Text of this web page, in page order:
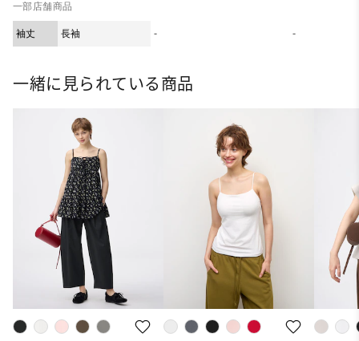
一部店舗商品
袖丈 長袖 - -
一緒に見られている商品